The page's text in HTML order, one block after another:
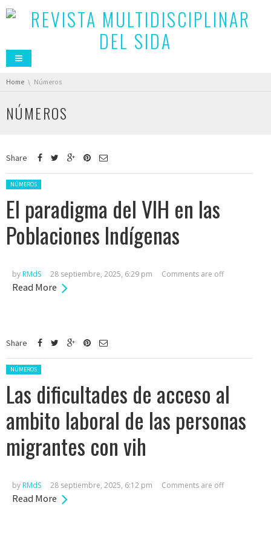
You are here:
Home Números
NÚMEROS
Share
Posted in:
NÚMEROS
El paradigma del VIH en las
Poblaciones Indígenas
by RMdS 28 septiembre, 2025, 6:29 pm Comments are off
Read More
Share
Posted in:
NÚMEROS
Las dificultades de acceso al
ambito laboral de las personas
migrantes con vih
by RMdS 28 septiembre, 2025, 6:12 pm Comments are off
Read More